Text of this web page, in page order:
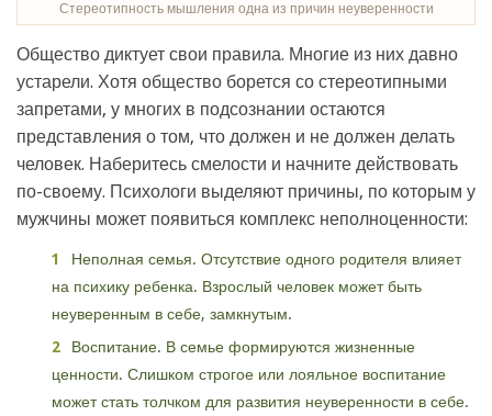
Стереотипность мышления одна из причин неуверенности
Общество диктует свои правила. Многие из них давно
устарели. Хотя общество борется со стереотипными
запретами, у многих в подсознании остаются
представления о том, что должен и не должен делать
человек. Наберитесь смелости и начните действовать
по-своему. Психологи выделяют причины, по которым у
мужчины может появиться комплекс неполноценности:
Неполная семья. Отсутствие одного родителя влияет
на психику ребенка. Взрослый человек может быть
неуверенным в себе, замкнутым.
Воспитание. В семье формируются жизненные
ценности. Слишком строгое или лояльное воспитание
может стать толчком для развития неуверенности в себе.